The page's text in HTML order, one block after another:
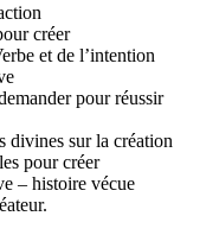
créer
et de l’intention
pour réussir
divines sur la création
pour créer
– histoire vécue